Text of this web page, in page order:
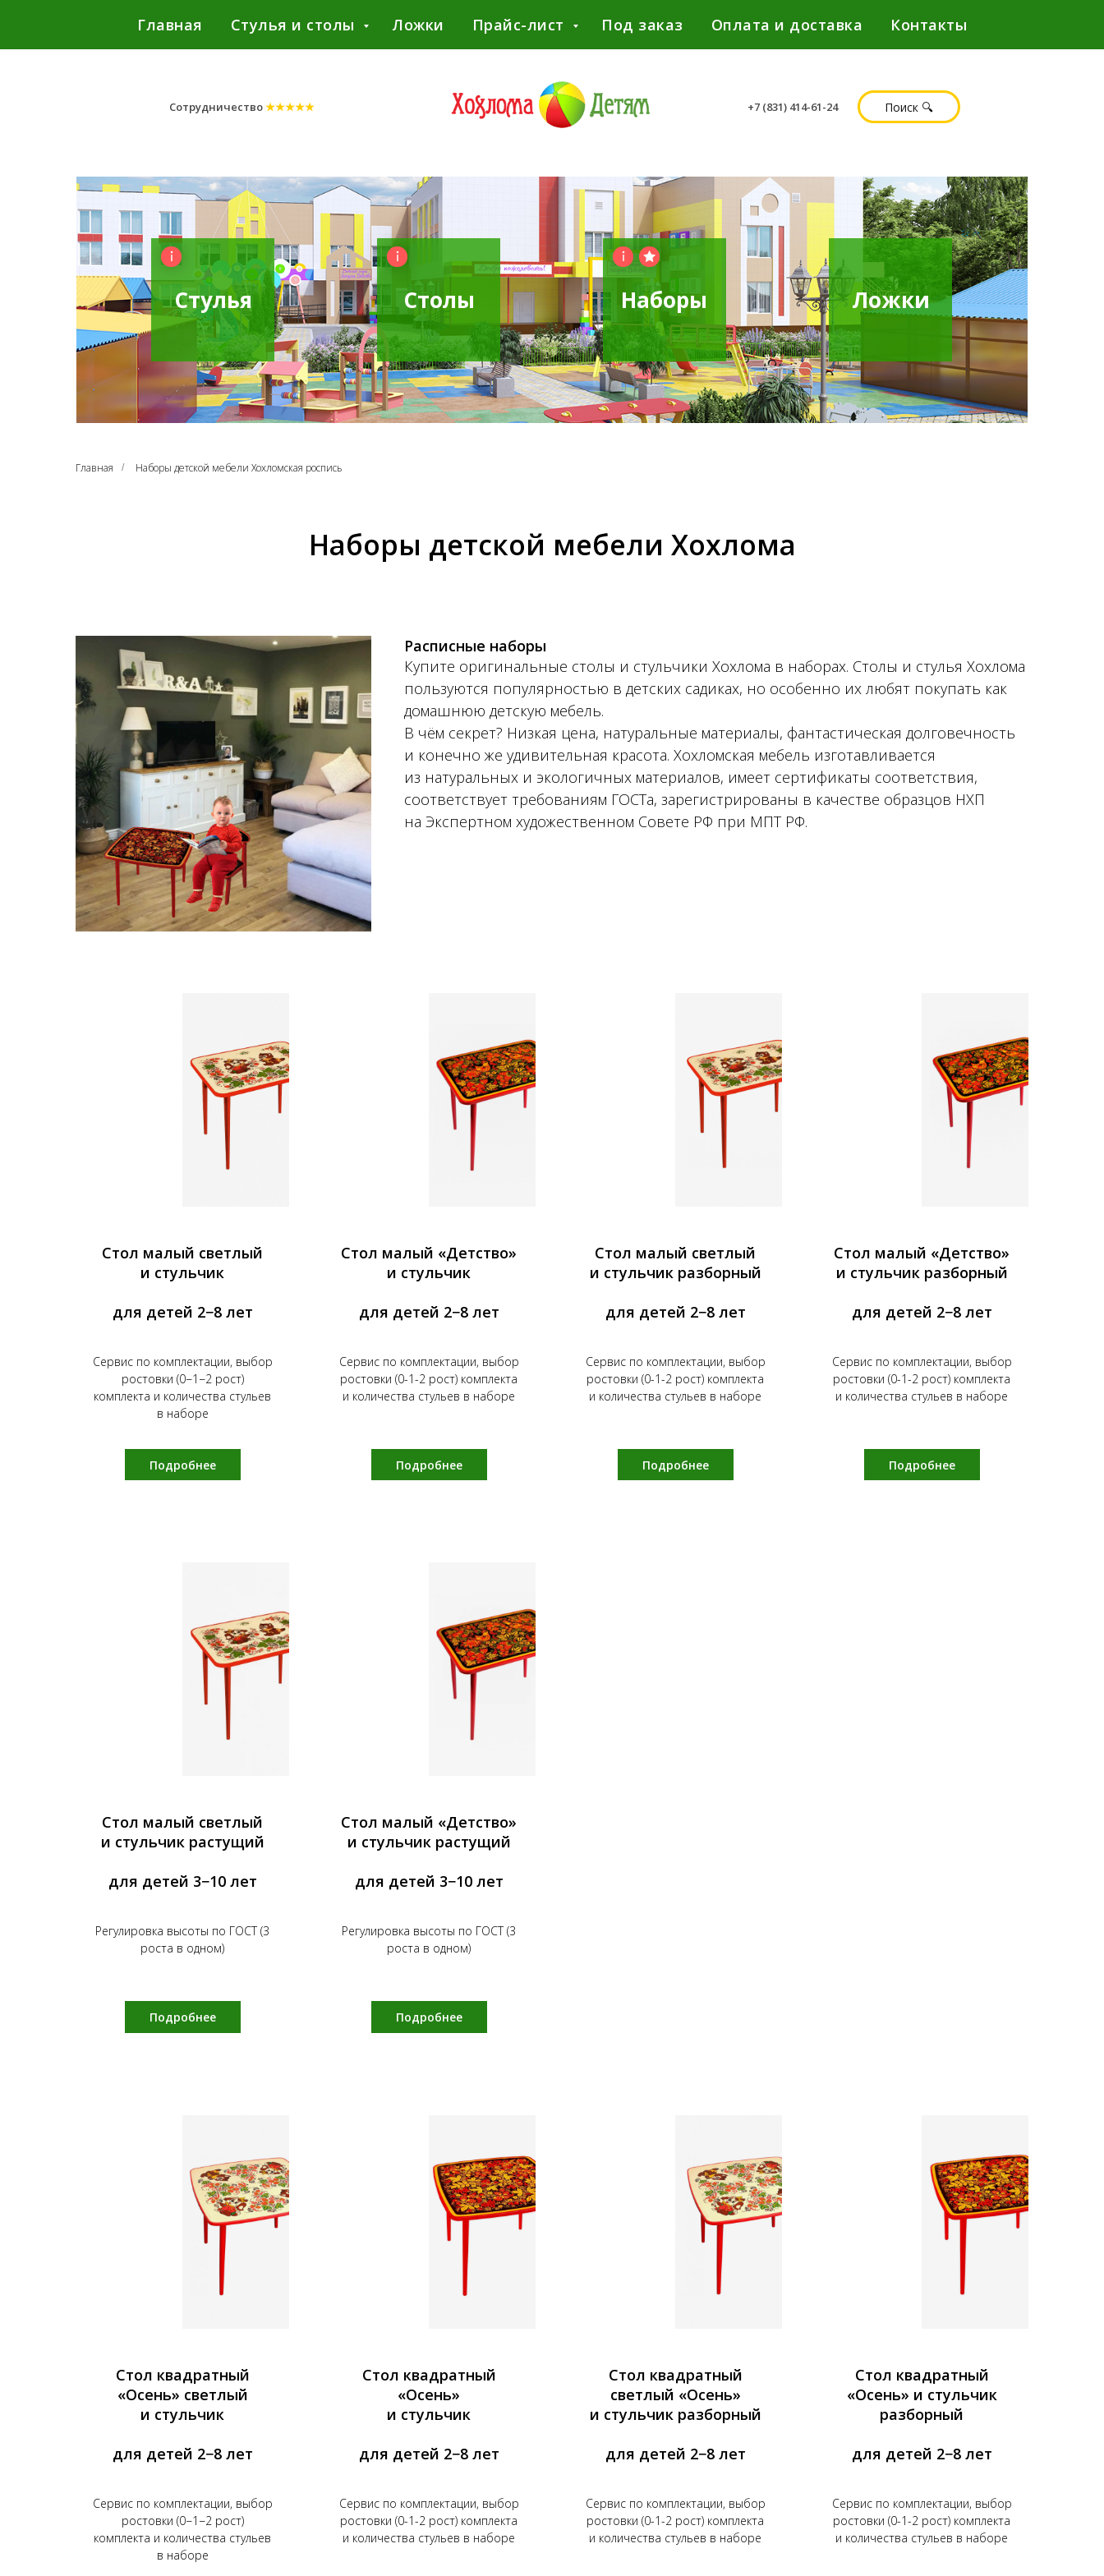
Главная Стулья и столы Ложки Прайс-лист Под заказ Оплата и доставка Контакты
Сотрудничество★★★★★ +7 (831) 414-61-24 Поиск 🔍
Ложки
Наборы
Столы
Стулья
Главная / Наборы детской мебели Хохломская роспись
Наборы детской мебели Хохлома
Расписные наборы
Купите оригинальные столы и стульчики Хохлома в наборах. Столы и стулья Хохлома
пользуются популярностью в детских садиках, но особенно их любят покупать как
домашнюю детскую мебель.
В чём секрет? Низкая цена, натуральные материалы, фантастическая долговечность
и конечно же удивительная красота. Хохломская мебель изготавливается
из натуральных и экологичных материалов, имеет сертификаты соответствия,
соответствует требованиям ГОСТа, зарегистрированы в качестве образцов НХП
на Экспертном художественном Совете РФ при МПТ РФ.
Стол малый светлый
и стульчик
для детей 2−8 лет
Сервис по комплектации, выбор
ростовки (0−1−2 рост)
комплекта и количества стульев
в наборе
Подробнее
Стол малый «Детство»
и стульчик
для детей 2−8 лет
Сервис по комплектации, выбор
ростовки (0-1-2 рост) комплекта
и количества стульев в наборе
Подробнее
Стол малый светлый
и стульчик разборный
для детей 2−8 лет
Сервис по комплектации, выбор
ростовки (0-1-2 рост) комплекта
и количества стульев в наборе
Подробнее
Стол малый «Детство»
и стульчик разборный
для детей 2−8 лет
Сервис по комплектации, выбор
ростовки (0-1-2 рост) комплекта
и количества стульев в наборе
Подробнее
Стол малый светлый
и стульчик растущий
для детей 3−10 лет
Регулировка высоты по ГОСТ (3
роста в одном)
Подробнее
Стол малый «Детство»
и стульчик растущий
для детей 3−10 лет
Регулировка высоты по ГОСТ (3
роста в одном)
Подробнее
Стол квадратный
«Осень» светлый
и стульчик
для детей 2−8 лет
Сервис по комплектации, выбор
ростовки (0−1−2 рост)
комплекта и количества стульев
в наборе
Стол квадратный
«Осень»
и стульчик
для детей 2−8 лет
Сервис по комплектации, выбор
ростовки (0-1-2 рост) комплекта
и количества стульев в наборе
Стол квадратный
светлый «Осень»
и стульчик разборный
для детей 2−8 лет
Сервис по комплектации, выбор
ростовки (0-1-2 рост) комплекта
и количества стульев в наборе
Стол квадратный
«Осень» и стульчик
разборный
для детей 2−8 лет
Сервис по комплектации, выбор
ростовки (0-1-2 рост) комплекта
и количества стульев в наборе